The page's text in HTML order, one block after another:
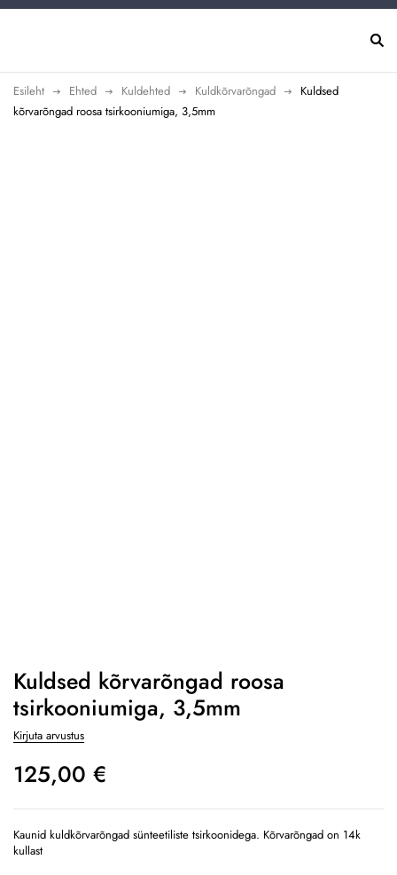
Esileht Ehted Kuldehted Kuldkõrvarõngad
Kuldsed
kõrvarõngad roosa tsirkooniumiga, 3,5mm
Kuldsed kõrvarõngad roosa
tsirkooniumiga, 3,5mm
Kirjuta arvustus
125,00 €
Kaunid kuldkõrvarõngad sünteetiliste tsirkoonidega. Kõrvarõngad on 14k
kullast